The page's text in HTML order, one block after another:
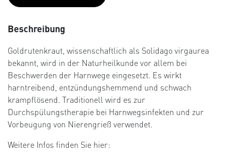
Beschreibung
Goldrutenkraut, wissenschaftlich als Solidago virgaurea
bekannt, wird in der Naturheilkunde vor allem bei
Beschwerden der Harnwege eingesetzt. Es wirkt
harntreibend, entzündungshemmend und schwach
krampflösend. Traditionell wird es zur
Durchspülungstherapie bei Harnwegsinfekten und zur
Vorbeugung von Nierengrieß verwendet.
Weitere Infos finden Sie hier: